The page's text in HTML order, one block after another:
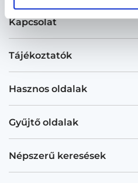
Kapcsolat
Tájékoztatók
Hasznos oldalak
Gyűjtő oldalak
Népszerű keresések